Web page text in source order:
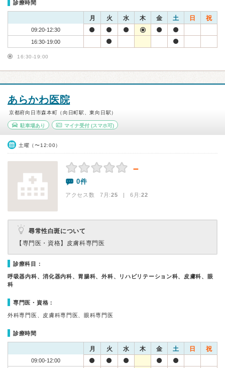
診療時間
月 火 水 木 金 土 日 祝
09:20-12:30
16:30-19:00
16:30-19:00
あらかわ医院
京都府向日市森本町（向日町駅、東向日駅）
駐車場あり マイナ受付(スマホ可)
土曜（〜12:00）
－
0件
アクセス数 7月:25 | 6月:22
尋常性白斑について
【専門医・資格】 皮膚科専門医
診療科目：
呼吸器内科、消化器内科、胃腸科、外科、リハビリテーション科、皮膚科、眼
科
専門医・資格：
外科専門医、皮膚科専門医、眼科専門医
診療時間
月 火 水 木 金 土 日 祝
09:00-12:00